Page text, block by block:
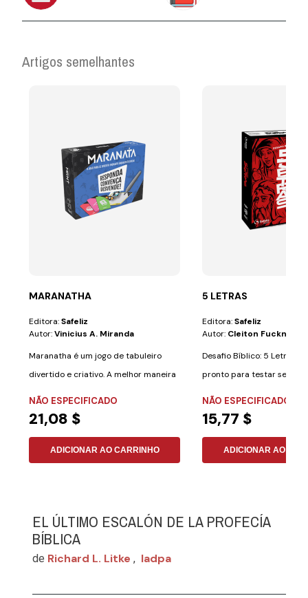
Artigos semelhantes
MARANATHA
Editora:Safeliz
Autor:Vinicius A. Miranda
Maranatha é um jogo de tabuleiro
divertido e criativo. A melhor maneira
NÃO ESPECIFICADO
21,08 $
ADICIONAR AO CARRINHO
5 LETRAS
Editora:Safeliz
Autor: Cleiton Fuckner
Desafio Bíblico: 5 Letras
pronto para testar seus
NÃO ESPECIFICADO
15,77 $
ADICIONAR AO
EL ÚLTIMO ESCALÓN DE LA PROFECÍA
BÍBLICA
de Richard L. Litke , Iadpa